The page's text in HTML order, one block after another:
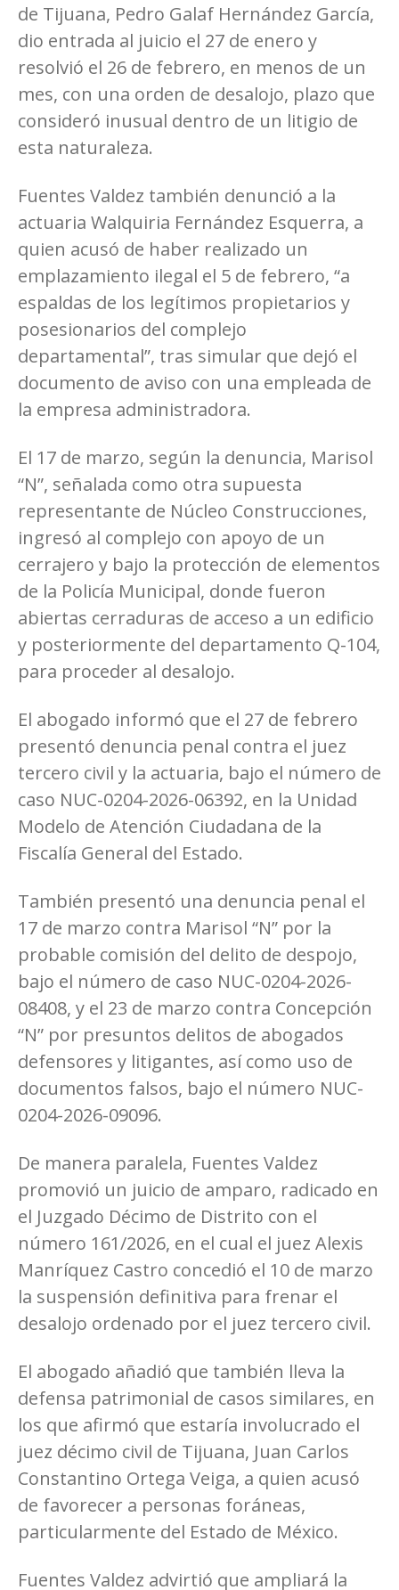
de Tijuana, Pedro Galaf Hernández García,
dio entrada al juicio el 27 de enero y
resolvió el 26 de febrero, en menos de un
mes, con una orden de desalojo, plazo que
consideró inusual dentro de un litigio de
esta naturaleza.
Fuentes Valdez también denunció a la
actuaria Walquiria Fernández Esquerra, a
quien acusó de haber realizado un
emplazamiento ilegal el 5 de febrero, “a
espaldas de los legítimos propietarios y
posesionarios del complejo
departamental”, tras simular que dejó el
documento de aviso con una empleada de
la empresa administradora.
El 17 de marzo, según la denuncia, Marisol
“N”, señalada como otra supuesta
representante de Núcleo Construcciones,
ingresó al complejo con apoyo de un
cerrajero y bajo la protección de elementos
de la Policía Municipal, donde fueron
abiertas cerraduras de acceso a un edificio
y posteriormente del departamento Q-104,
para proceder al desalojo.
El abogado informó que el 27 de febrero
presentó denuncia penal contra el juez
tercero civil y la actuaria, bajo el número de
caso NUC-0204-2026-06392, en la Unidad
Modelo de Atención Ciudadana de la
Fiscalía General del Estado.
También presentó una denuncia penal el
17 de marzo contra Marisol “N” por la
probable comisión del delito de despojo,
bajo el número de caso NUC-0204-2026-
08408, y el 23 de marzo contra Concepción
“N” por presuntos delitos de abogados
defensores y litigantes, así como uso de
documentos falsos, bajo el número NUC-
0204-2026-09096.
De manera paralela, Fuentes Valdez
promovió un juicio de amparo, radicado en
el Juzgado Décimo de Distrito con el
número 161/2026, en el cual el juez Alexis
Manríquez Castro concedió el 10 de marzo
la suspensión definitiva para frenar el
desalojo ordenado por el juez tercero civil.
El abogado añadió que también lleva la
defensa patrimonial de casos similares, en
los que afirmó que estaría involucrado el
juez décimo civil de Tijuana, Juan Carlos
Constantino Ortega Veiga, a quien acusó
de favorecer a personas foráneas,
particularmente del Estado de México.
Fuentes Valdez advirtió que ampliará la